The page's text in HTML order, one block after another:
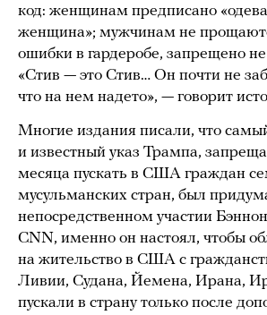
код: женщинам предписано
женщина»; мужчинам не
ошибки в гардеробе, запрещено не
«Стив — это Стив… Он почти не
что на нем надето», — говорит
Многие издания писали, что
и известный указ Трампа,
месяца пускать в США граждан
мусульманских стран, был
непосредственном участии
CNN, именно он настоял, чтобы
на жительство в США с
Ливии, Судана, Йемена, Ирана,
пускали в страну только после